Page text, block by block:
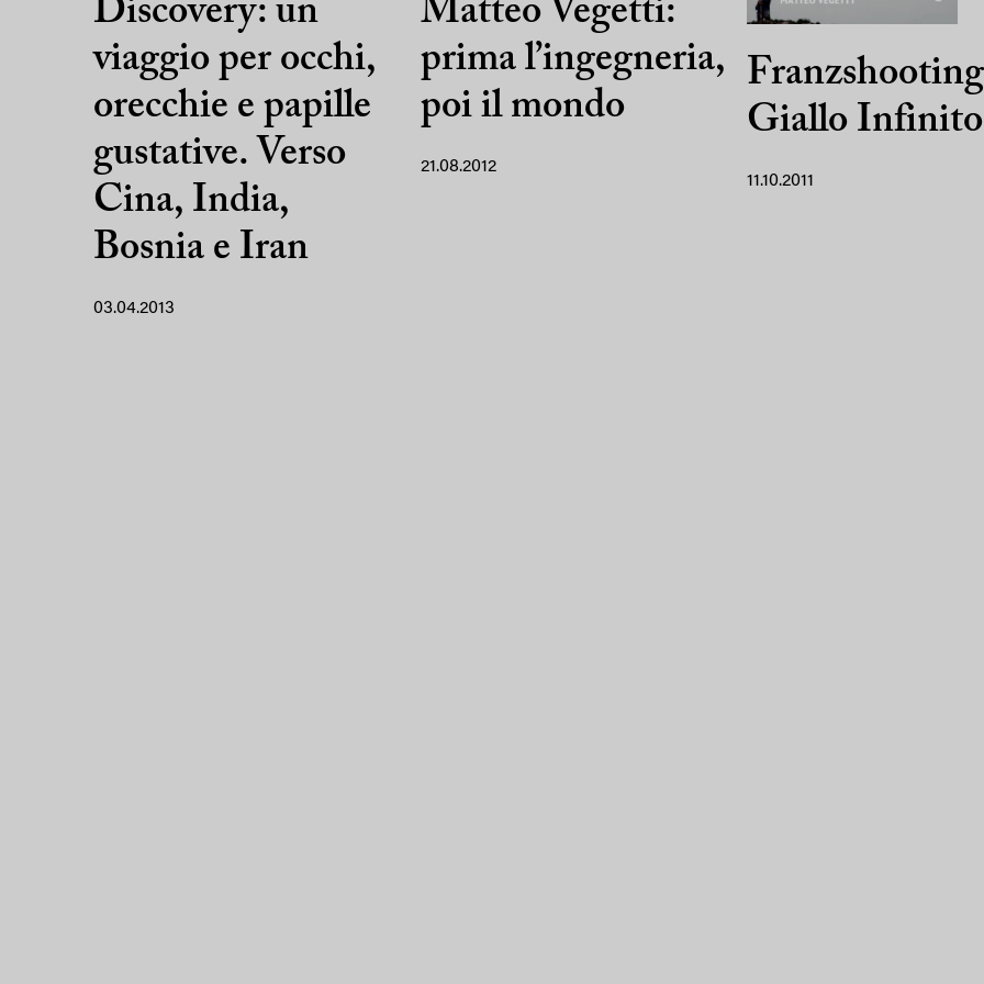
Discovery: un
viaggio per occhi,
orecchie e papille
gustative. Verso
Cina, India,
Bosnia e Iran
03.04.2013
Matteo Vegetti:
prima l’ingegneria,
poi il mondo
21.08.2012
Giallo Infinito
11.10.2011